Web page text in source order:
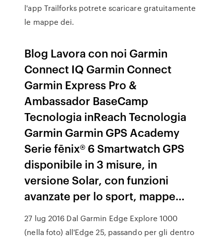
l'app Trailforks potrete scaricare gratuitamente
le mappe dei.
Blog Lavora con noi Garmin
Connect IQ Garmin Connect
Garmin Express Pro &
Ambassador BaseCamp
Tecnologia inReach Tecnologia
Garmin Garmin GPS Academy
Serie fēnix® 6 Smartwatch GPS
disponibile in 3 misure, in
versione Solar, con funzioni
avanzate per lo sport, mappe…
27 lug 2016 Dal Garmin Edge Explore 1000
(nella foto) all'Edge 25, passando per gli dentro